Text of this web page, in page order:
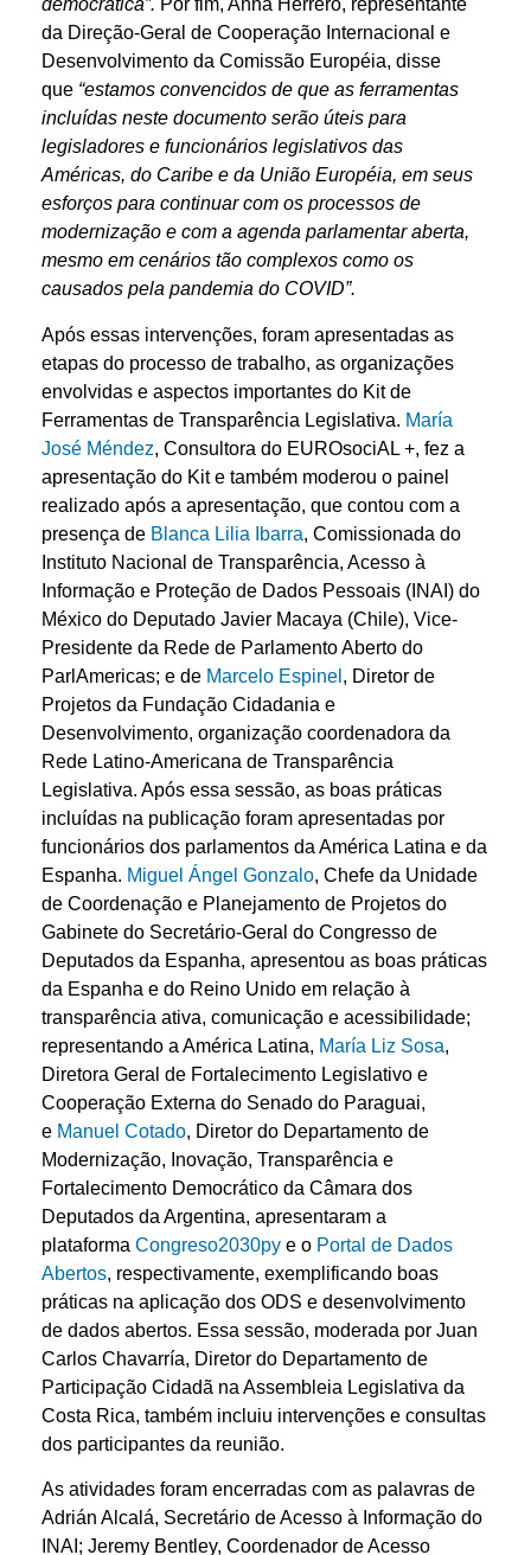
democrática”. Por fim, Anna Herrero, representante
da Direção-Geral de Cooperação Internacional e
Desenvolvimento da Comissão Européia, disse
que “estamos convencidos de que as ferramentas
incluídas neste documento serão úteis para
legisladores e funcionários legislativos das
Américas, do Caribe e da União Européia, em seus
esforços para continuar com os processos de
modernização e com a agenda parlamentar aberta,
mesmo em cenários tão complexos como os
causados ​​pela pandemia do COVID”.
Após essas intervenções, foram apresentadas as
etapas do processo de trabalho, as organizações
envolvidas e aspectos importantes do Kit de
Ferramentas de Transparência Legislativa. María
José Méndez, Consultora do EUROsociAL +, fez a
apresentação do Kit e também moderou o painel
realizado após a apresentação, que contou com a
presença de Blanca Lilia Ibarra, Comissionada do
Instituto Nacional de Transparência, Acesso à
Informação e Proteção de Dados Pessoais (INAI) do
México do Deputado Javier Macaya (Chile), Vice-
Presidente da Rede de Parlamento Aberto do
ParlAmericas; e de Marcelo Espinel , Diretor de
Projetos da Fundação Cidadania e
Desenvolvimento, organização coordenadora da
Rede Latino-Americana de Transparência
Legislativa. Após essa sessão, as boas práticas
incluídas na publicação foram apresentadas por
funcionários dos parlamentos da América Latina e da
Espanha. Miguel Ángel Gonzalo, Chefe da Unidade
de Coordenação e Planejamento de Projetos do
Gabinete do Secretário-Geral do Congresso de
Deputados da Espanha, apresentou as boas práticas
da Espanha e do Reino Unido em relação à
transparência ativa, comunicação e acessibilidade;
representando a América Latina, María Liz Sosa,
Diretora Geral de Fortalecimento Legislativo e
Cooperação Externa do Senado do Paraguai,
e Manuel Cotado, Diretor do Departamento de
Modernização, Inovação, Transparência e
Fortalecimento Democrático da Câmara dos
Deputados da Argentina, apresentaram a
plataforma Congreso2030py e o Portal de Dados
Abertos, respectivamente, exemplificando boas
práticas na aplicação dos ODS e desenvolvimento
de dados abertos. Essa sessão, moderada por Juan
Carlos Chavarría, Diretor do Departamento de
Participação Cidadã na Assembleia Legislativa da
Costa Rica, também incluiu intervenções e consultas
dos participantes da reunião.
As atividades foram encerradas com as palavras de
Adrián Alcalá, Secretário de Acesso à Informação do
INAI; Jeremy Bentley, Coordenador de Acesso